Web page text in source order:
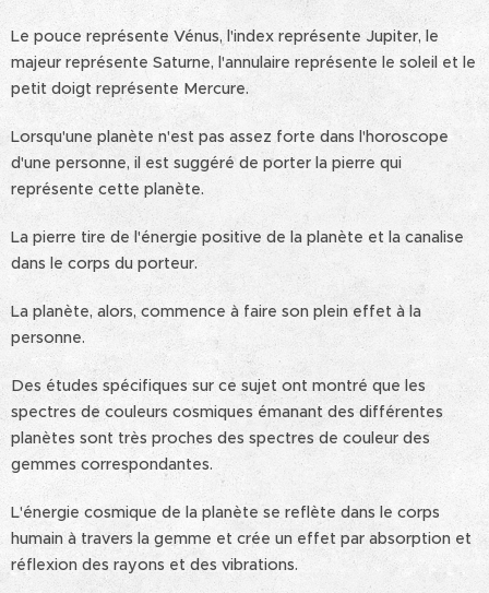
Le pouce représente Vénus, l'index représente Jupiter, le
majeur représente Saturne, l'annulaire représente le soleil et le
petit doigt représente Mercure.
Lorsqu'une planète n'est pas assez forte dans l'horoscope
d'une personne, il est suggéré de porter la pierre qui
représente cette planète.
La pierre tire de l'énergie positive de la planète et la canalise
dans le corps du porteur.
La planète, alors, commence à faire son plein effet à la
personne.
Des études spécifiques sur ce sujet ont montré que les
spectres de couleurs cosmiques émanant des différentes
planètes sont très proches des spectres de couleur des
gemmes correspondantes.
L'énergie cosmique de la planète se reflète dans le corps
humain à travers la gemme et crée un effet par absorption et
réflexion des rayons et des vibrations.